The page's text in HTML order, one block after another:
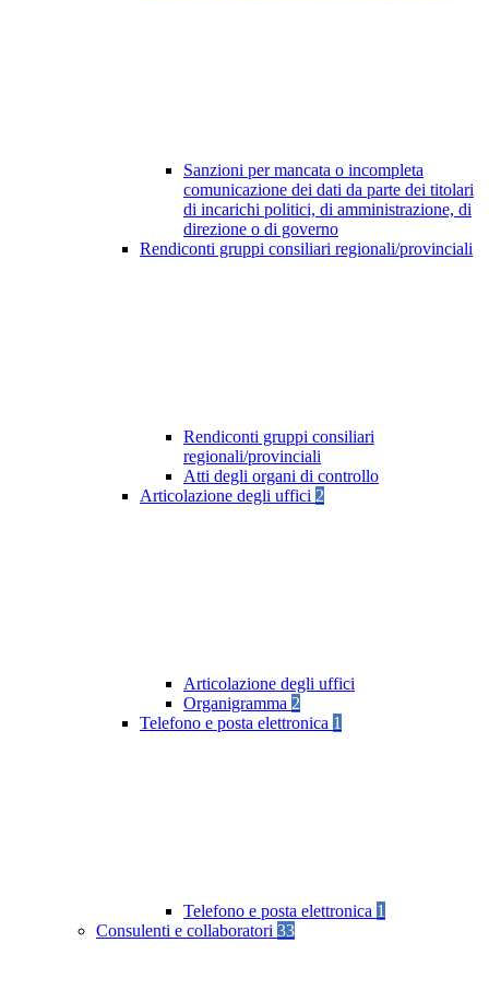
Sanzioni per mancata o incompleta
comunicazione dei dati da parte dei titolari
di incarichi politici, di amministrazione, di
direzione o di governo
Rendiconti gruppi consiliari regionali/provinciali
Rendiconti gruppi consiliari
regionali/provinciali
Atti degli organi di controllo
Articolazione degli uffici 2
Articolazione degli uffici
Organigramma 2
Telefono e posta elettronica 1
Telefono e posta elettronica 1
Consulenti e collaboratori 33